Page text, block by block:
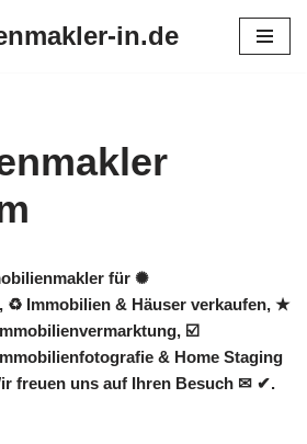
in.de
für ✺
♻ Immobilien & Häuser verkaufen, ★
☑️
& Home Staging
freuen uns auf Ihren Besuch ✉ ✔.